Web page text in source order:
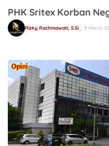
PHK Sritex Korban
Rizky Rachmawati, S.Si 9 March